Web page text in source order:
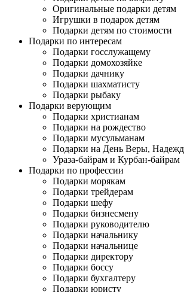
Оригинальные подарки детям
Игрушки в подарок детям
Подарки детям по стоимости
Подарки по интересам
Подарки госслужащему
Подарки домохозяйке
Подарки дачнику
Подарки шахматисту
Подарки рыбаку
Подарки верующим
Подарки христианам
Подарки на рождество
Подарки мусульманам
Подарки на День Веры,
Ураза-байрам и Курбан-байрам
Подарки по профессии
Подарки морякам
Подарки трейдерам
Подарки шефу
Подарки бизнесмену
Подарки руководителю
Подарки начальнику
Подарки начальнице
Подарки директору
Подарки боссу
Подарки бухгалтеру
Подарки юристу